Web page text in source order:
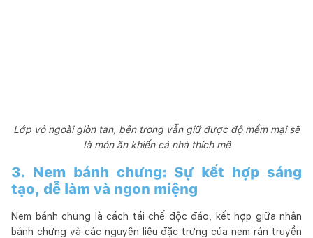
Lớp vỏ ngoài giòn tan, bên trong vẫn giữ được độ mềm mại sẽ
là món ăn khiến cả nhà thích mê
3. Nem bánh chưng: Sự kết hợp sáng
tạo, dễ làm và ngon miệng
Nem bánh chưng là cách tái chế độc đáo, kết hợp giữa nhân
bánh chưng và các nguyên liệu đặc trưng của nem rán truyền